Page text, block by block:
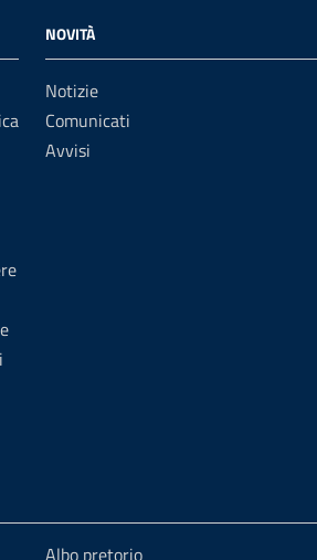
NOVITÀ
Notizie
Comunicati
Avvisi
Albo pretorio